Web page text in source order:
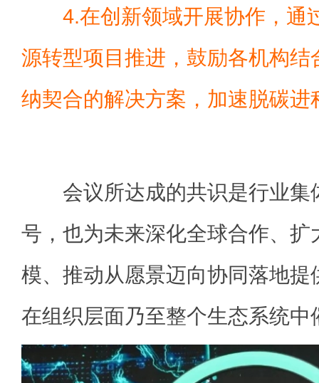
4.在创新领域开展协作，通
源转型项目推进，鼓励各机构结
纳契合的解决方案，加速脱碳进
会议所达成的共识是行业集
号，也为未来深化全球合作、扩
模、推动从愿景迈向协同落地提
在组织层面乃至整个生态系统中